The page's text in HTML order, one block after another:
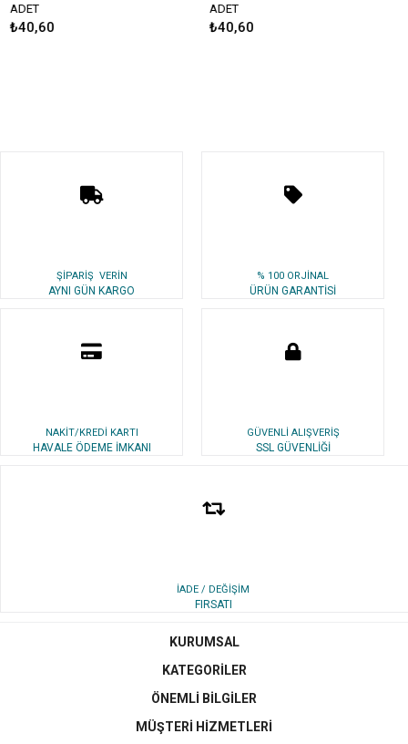
ADET
₺40,60
ŞİPARİŞ VERİN
AYNI GÜN KARGO
% 100 ORJİNAL
ÜRÜN GARANTİSİ
NAKİT/KREDİ KARTI
HAVALE ÖDEME İMKANI
GÜVENLİ ALIŞVERİŞ
SSL GÜVENLİĞİ
İADE / DEĞİŞİM
FIRSATI
KURUMSAL
KATEGORİLER
ÖNEMLİ BİLGİLER
MÜŞTERİ HİZMETLERİ